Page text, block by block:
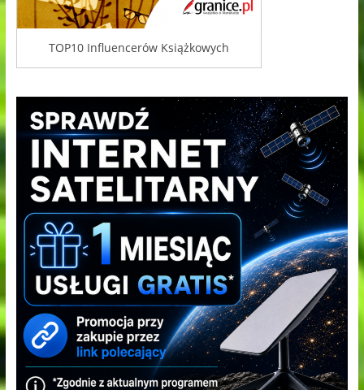
TOP10 Influencerów Książkowych